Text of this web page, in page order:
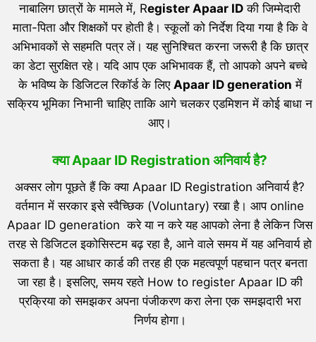
नाबालिग छात्रों के मामले में, Register Apaar ID की जिम्मेदारी
माता-पिता और शिक्षकों पर होती है। स्कूलों को निर्देश दिया गया है कि वे
अभिभावकों से सहमति पत्र लें। यह सुनिश्चित करना जरूरी है कि छात्र
का डेटा सुरक्षित रहे। यदि आप एक अभिभावक हैं, तो आपको अपने बच्चे
के भविष्य के डिजिटल रिकॉर्ड के लिए Apaar ID generation में
सक्रिय भूमिका निभानी चाहिए ताकि आगे चलकर एडमिशन में कोई बाधा न
आए।
क्या Apaar ID Registration अनिवार्य है?
अक्सर लोग पूछते हैं कि क्या Apaar ID Registration अनिवार्य है?
वर्तमान में सरकार इसे स्वैच्छिक (Voluntary) रखा है। आप online
Apaar ID generation करे या न करे यह आपको लेना है लेकिन जिस
तरह से डिजिटल इकोसिस्टम बढ़ रहा है, आने वाले समय में यह अनिवार्य हो
सकता है। यह आधार कार्ड की तरह ही एक महत्वपूर्ण पहचान पत्र बनता
जा रहा है। इसलिए, समय रहते How to register Apaar ID की
प्रक्रिया को समझकर अपना पंजीकरण करा लेना एक समझदारी भरा
निर्णय होगा।